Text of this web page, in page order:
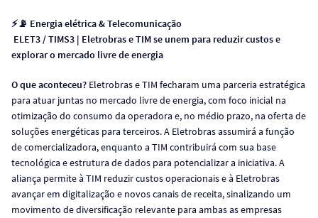
⚡📡 Energia elétrica & Telecomunicação
ELET3 / TIMS3 | Eletrobras e TIM se unem para reduzir custos e
explorar o mercado livre de energia
O que aconteceu? Eletrobras e TIM fecharam uma parceria estratégica
para atuar juntas no mercado livre de energia, com foco inicial na
otimização do consumo da operadora e, no médio prazo, na oferta de
soluções energéticas para terceiros. A Eletrobras assumirá a função
de comercializadora, enquanto a TIM contribuirá com sua base
tecnológica e estrutura de dados para potencializar a iniciativa. A
aliança permite à TIM reduzir custos operacionais e à Eletrobras
avançar em digitalização e novos canais de receita, sinalizando um
movimento de diversificação relevante para ambas as empresas